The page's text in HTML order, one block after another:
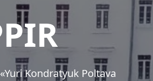
Kondratyuk Poltava